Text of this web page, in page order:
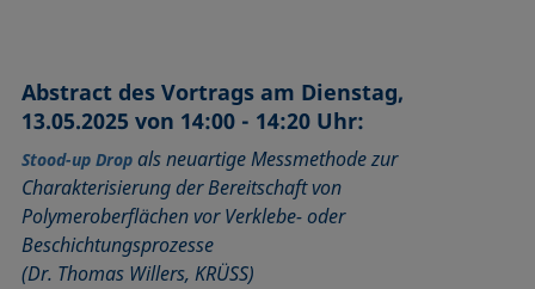
Abstract des Vortrags am Dienstag,
13.05.2025 von 14:00 - 14:20 Uhr:
Stood-up Drop als neuartige Messmethode zur
Charakterisierung der Bereitschaft von
Polymeroberflächen vor Verklebe- oder
Beschichtungsprozesse
(Dr. Thomas Willers, KRÜSS)